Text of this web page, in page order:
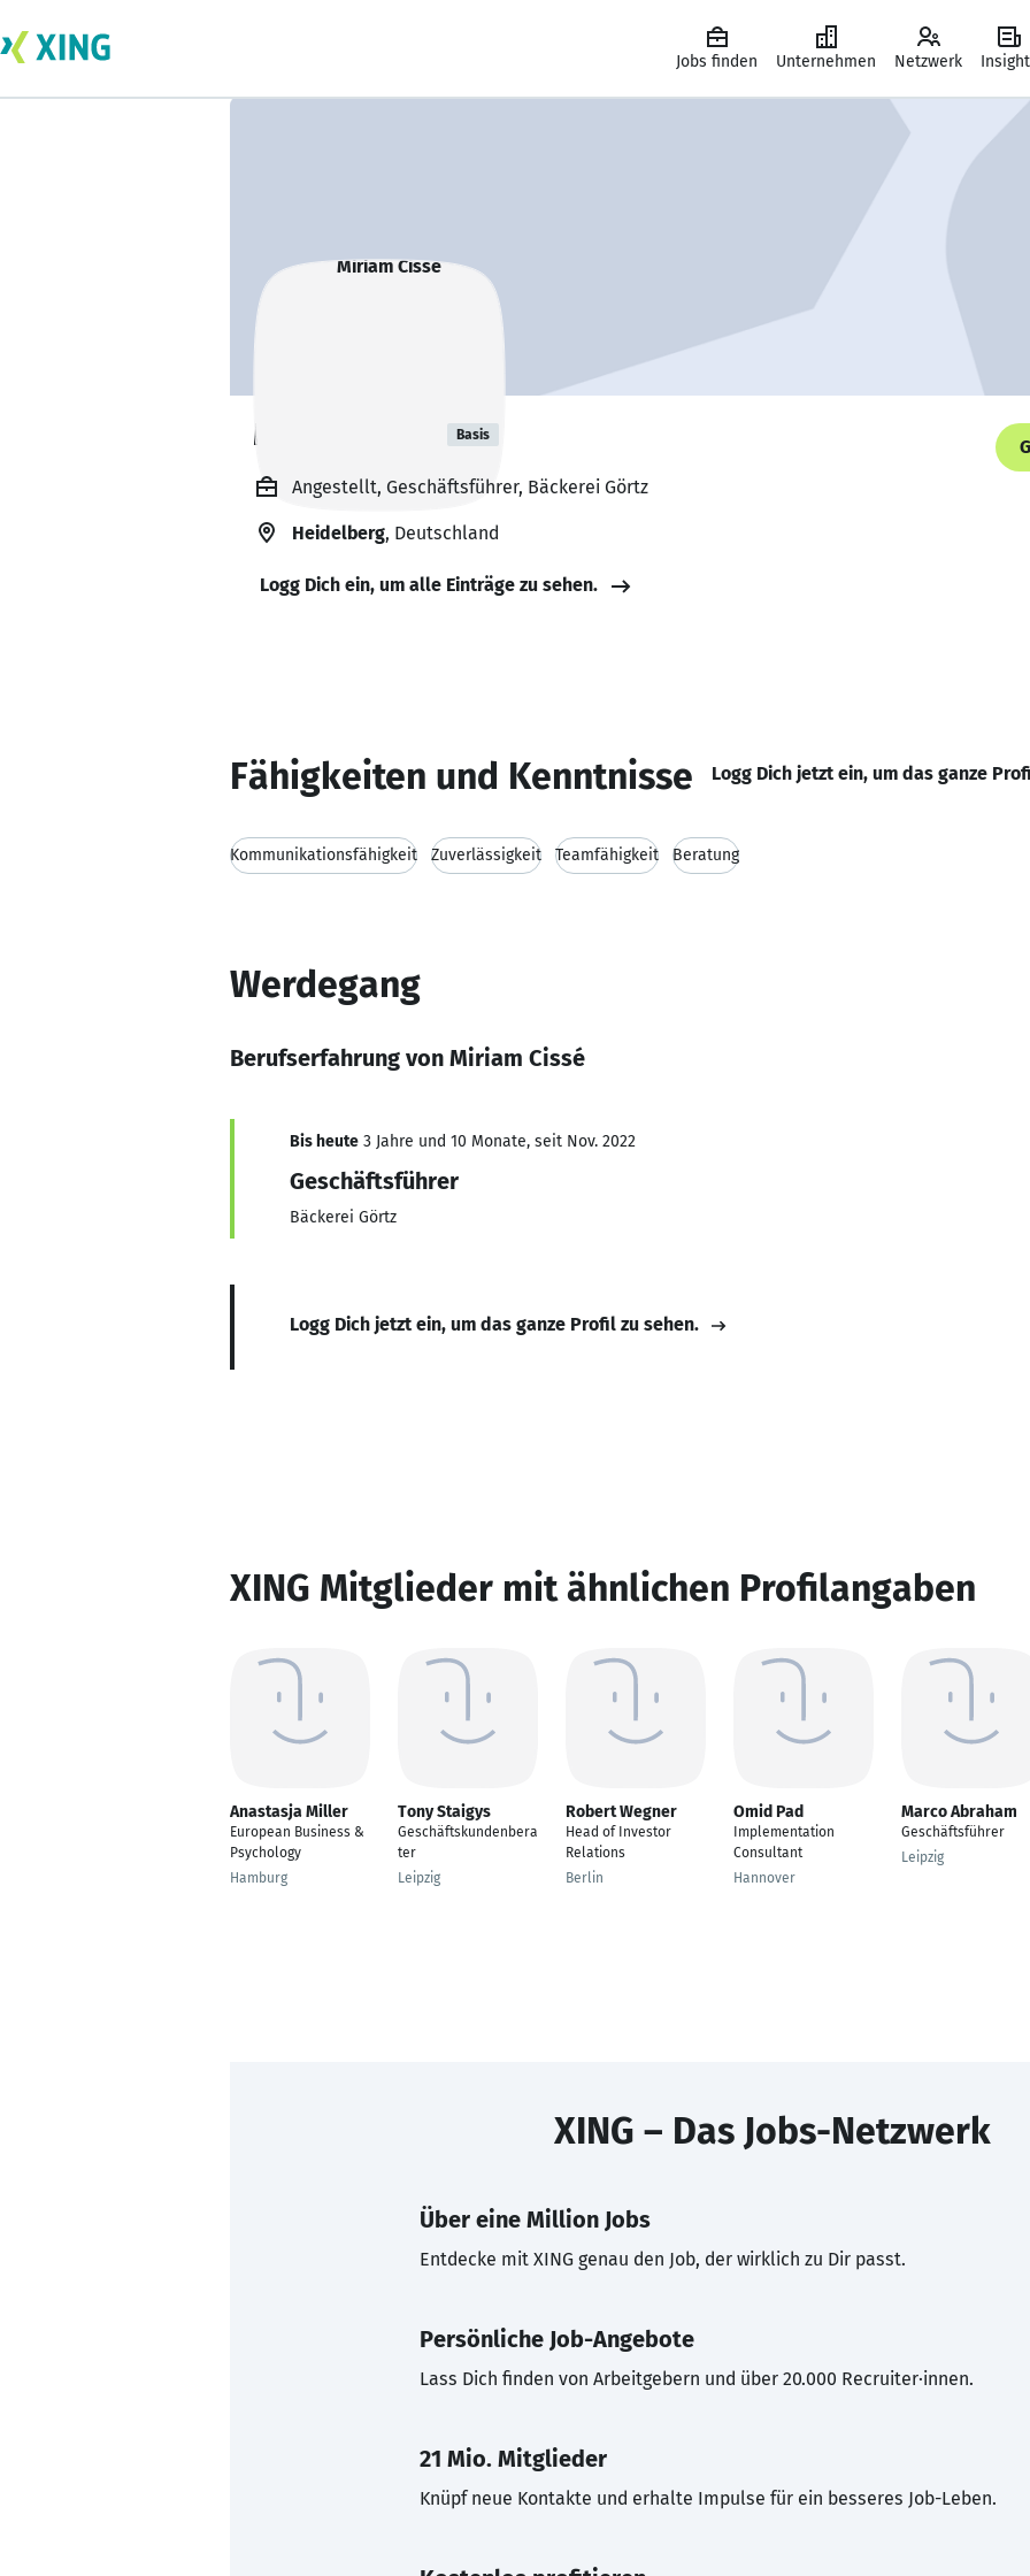
Jobs finden Unternehmen Netzwerk
Miriam Cissé Basis
Angestellt, Geschäftsführer, Bäckerei Görtz
Heidelberg, Deutschland
Logg Dich ein, um alle Einträge zu sehen.
Fähigkeiten und Kenntnisse Logg Dich jetzt ein, um das ganze
Kommunikationsfähigkeit Zuverlässigkeit Teamfähigkeit Beratung
Werdegang
Berufserfahrung von Miriam Cissé
Bis heute 3 Jahre und 10 Monate, seit Nov. 2022
Geschäftsführer
Bäckerei Görtz
Logg Dich jetzt ein, um das ganze Profil zu sehen.
XING Mitglieder mit ähnlichen Profilangaben
Anastasja Miller
European Business &
Psychology
Hamburg
Tony Staigys
Geschäftskundenbera
ter
Leipzig
Robert Wegner
Head of Investor
Relations
Berlin
Omid Pad
Implementation
Consultant
Hannover
Marco Abraham
Geschäftsführer
Leipzig
XING – Das Jobs-Netzwerk
Über eine Million Jobs
Entdecke mit XING genau den Job, der wirklich zu Dir passt.
Persönliche Job-Angebote
Lass Dich finden von Arbeitgebern und über 20.000 Recruiter·innen.
21 Mio. Mitglieder
Knüpf neue Kontakte und erhalte Impulse für ein besseres Job-Leben.